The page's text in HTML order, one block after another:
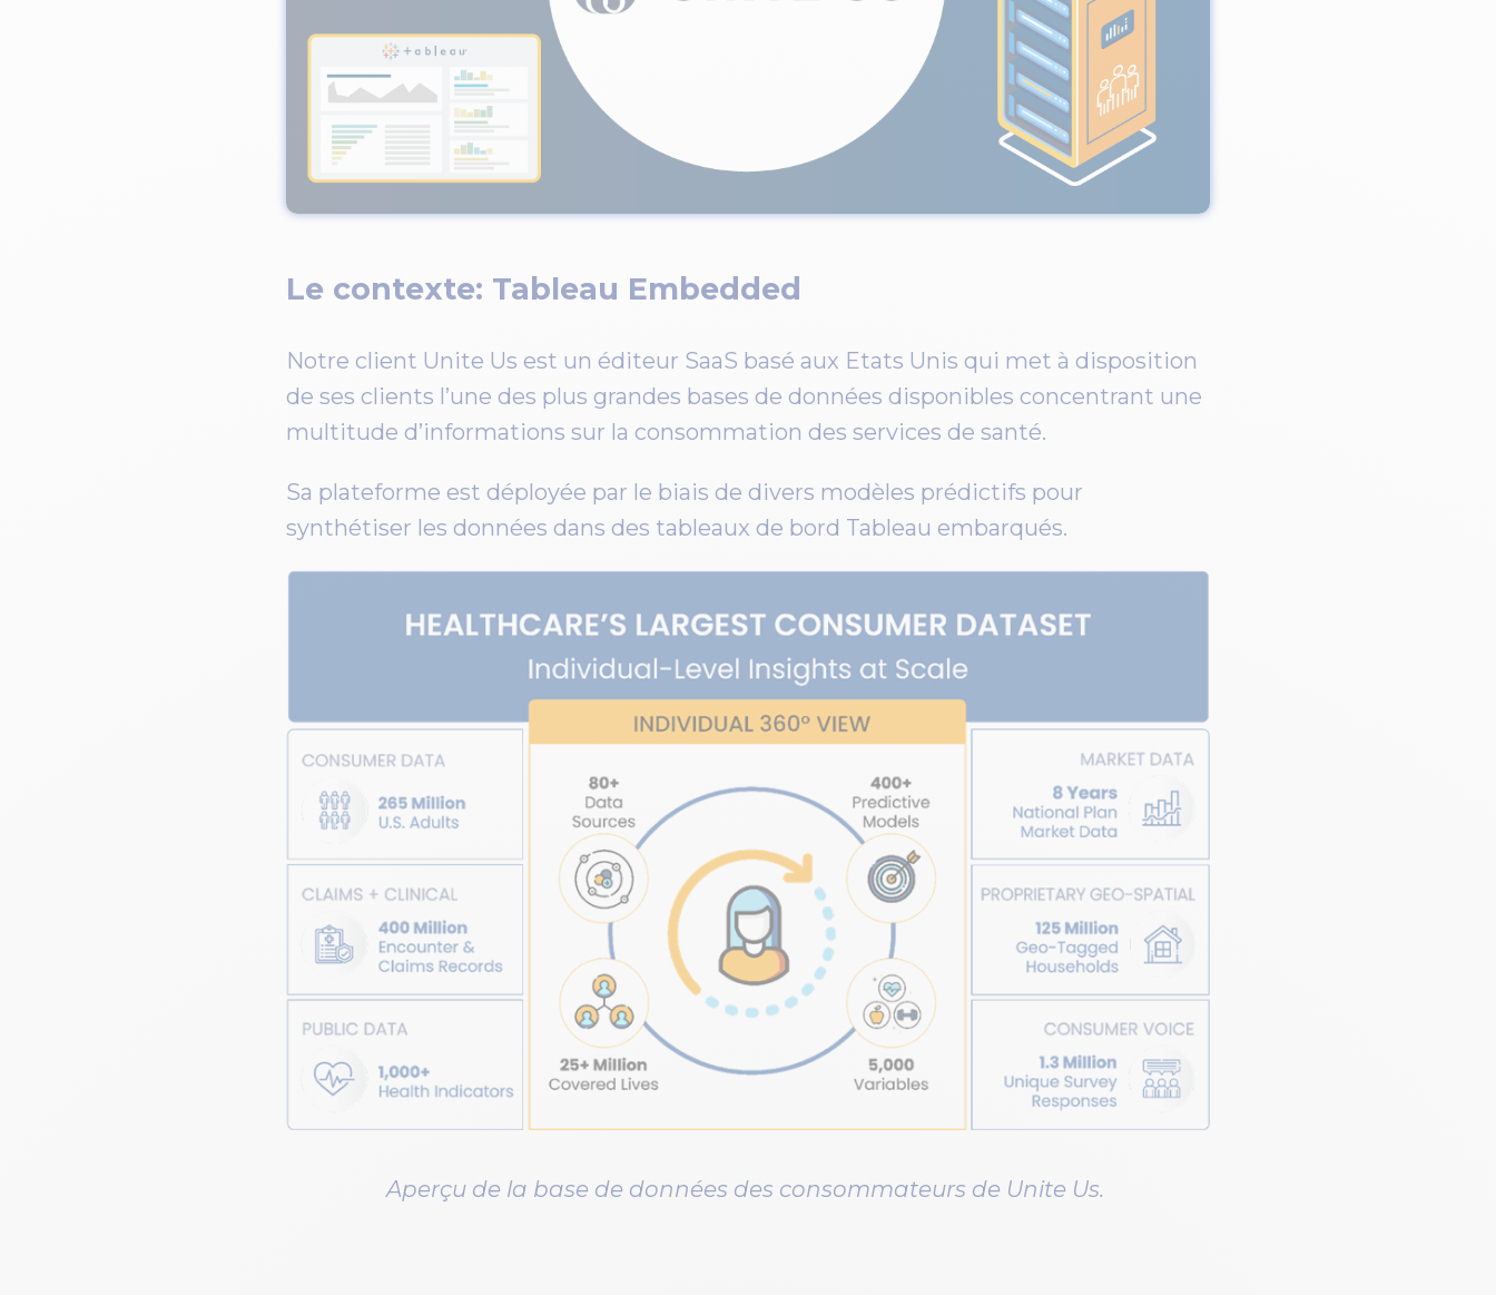
Le contexte: Tableau Embedded
Notre client Unite Us est un éditeur SaaS basé aux Etats Unis qui met à disposition
de ses clients l’une des plus grandes bases de données disponibles concentrant une
multitude d’informations sur la consommation des services de santé.
Sa plateforme est déployée par le biais de divers modèles prédictifs pour
synthétiser les données dans des tableaux de bord Tableau embarqués.
Aperçu de la base de données des consommateurs de Unite Us.